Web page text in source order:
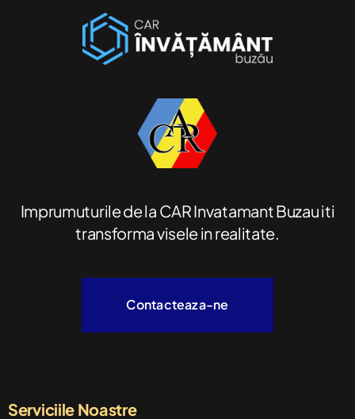
Imprumuturile de la CAR Invatamant Buzau iti
transforma visele in realitate.
Contacteaza-ne
Serviciile Noastre